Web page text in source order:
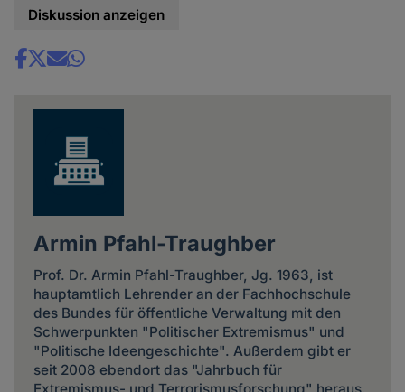
Diskussion anzeigen
Share
Armin Pfahl-Traughber
Prof. Dr. Armin Pfahl-Traughber, Jg. 1963, ist
hauptamtlich Lehrender an der Fachhochschule
des Bundes für öffentliche Verwaltung mit den
Schwerpunkten "Politischer Extremismus" und
"Politische Ideengeschichte". Außerdem gibt er
seit 2008 ebendort das "Jahrbuch für